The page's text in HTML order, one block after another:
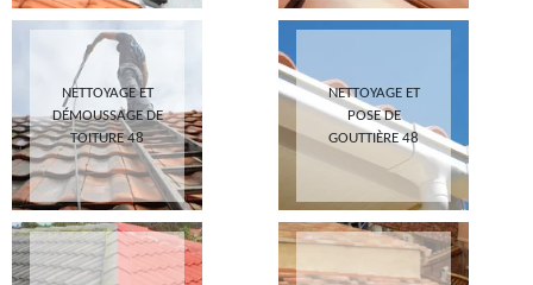
NETTOYAGE ET
DÉMOUSSAGE DE
TOITURE 48
NETTOYAGE ET
POSE DE
GOUTTIÈRE 48